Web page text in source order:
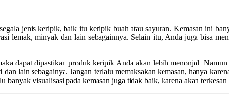
jenis keripik, baik itu keripik buah atau sayuran. Kemasan ini
lemak, minyak dan lain sebagainnya. Selain itu, Anda juga bisa
dapat dipastikan produk keripik Anda akan lebih menonjol.
lain sebagainya. Jangan terlalu memaksakan kemasan, hanya
banyak visualisasi pada kemasan juga tidak baik, karena akan